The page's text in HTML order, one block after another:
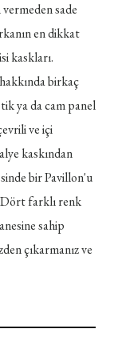
sade
en dikkat
kaskları.
birkaç
ya da cam panel
ve içi
kaskından
bir Pavillon'u
Dört farklı renk
sahip
çıkarmanız ve